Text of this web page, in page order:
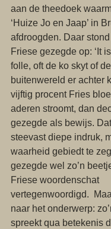
aan de theedoek
‘Huize Jo en Jaap’ in
afdroogden. Daar
Friese gezegde op: ‘It
folle, oft de ko skyt of
buitenwereld er achter
vijftig procent Fries
aderen stroomt, dan
gezegde als bewijs.
steevast diepe indruk,
waarheid gebiedt te
gezegde wel zo’n
Friese woordenschat
vertegenwoordigd.
naar het onderwerp:
spreekt qua betekenis